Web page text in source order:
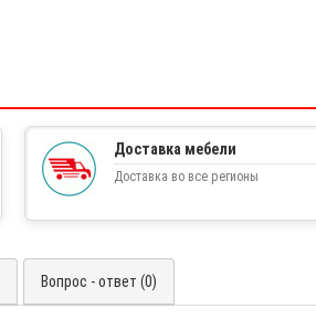
Доставка мебели
Доставка во все регионы
Вопрос - ответ (0)